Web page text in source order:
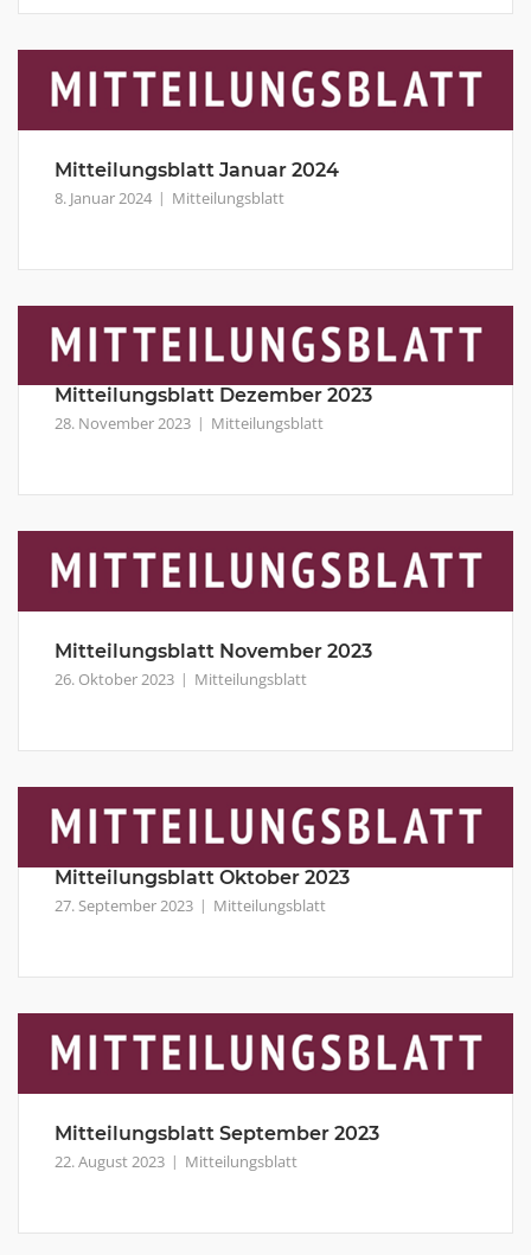
Mitteilungsblatt Januar 2024
8. Januar 2024 Mitteilungsblatt
Mitteilungsblatt Dezember 2023
28. November 2023 Mitteilungsblatt
Mitteilungsblatt November 2023
26. Oktober 2023 Mitteilungsblatt
Mitteilungsblatt Oktober 2023
27. September 2023 Mitteilungsblatt
Mitteilungsblatt September 2023
22. August 2023 Mitteilungsblatt